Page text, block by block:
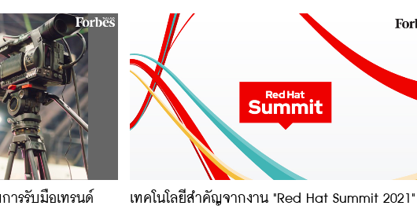
ารรับมือเทรนด์
เทคโนโลยีสำคัญจากงาน "Red Hat Summit 2021"